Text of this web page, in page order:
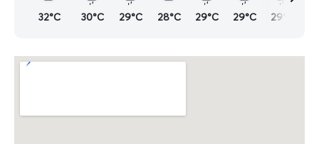
32°C 30°C 29°C 28°C 29°C 29°C 29°C